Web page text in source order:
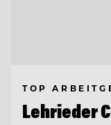
TOP
Lehrieder